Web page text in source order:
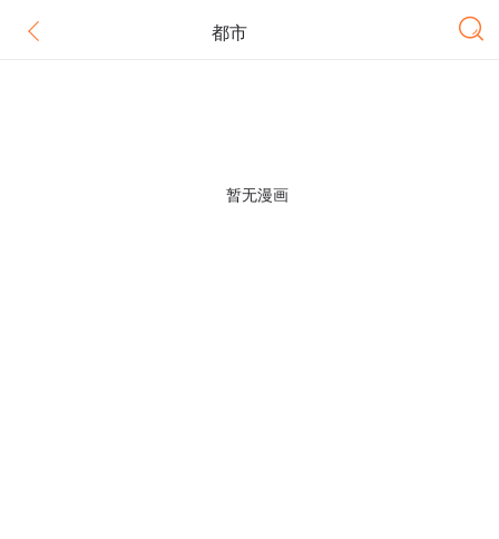
都市
暂无漫画